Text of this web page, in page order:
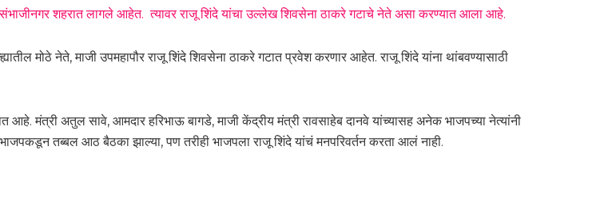
शहरात लागले आहेत. त्यावर राजू शिंदे यांचा उल्लेख शिवसेना ठाकरे गटाचे नेते असा करण्यात आला आहे.
मोठे नेते, माजी उपमहापौर राजू शिंदे शिवसेना ठाकरे गटात प्रवेश करणार आहेत. राजू शिंदे यांना थांबवण्यासाठी
मंत्री अतुल सावे, आमदार हरिभाऊ बागडे, माजी केंद्रीय मंत्री रावसाहेब दानवे यांच्यासह अनेक भाजपच्या नेत्यांनी
तब्बल आठ बैठका झाल्या, पण तरीही भाजपला राजू शिंदे यांचं मनपरिवर्तन करता आलं नाही.